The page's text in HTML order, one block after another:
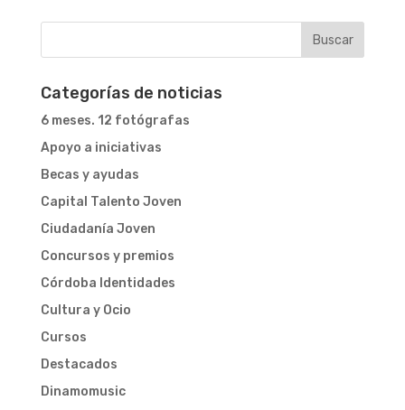
Categorías de noticias
6 meses. 12 fotógrafas
Apoyo a iniciativas
Becas y ayudas
Capital Talento Joven
Ciudadanía Joven
Concursos y premios
Córdoba Identidades
Cultura y Ocio
Cursos
Destacados
Dinamomusic